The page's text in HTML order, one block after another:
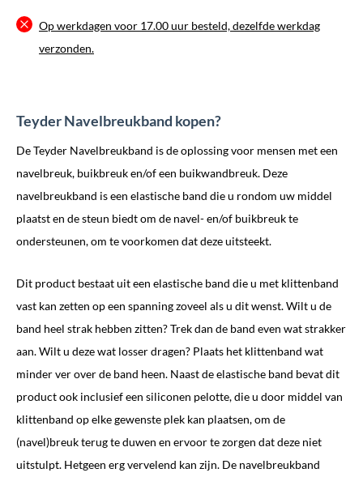
Op werkdagen voor 17.00 uur besteld, dezelfde werkdag
verzonden.
Teyder Navelbreukband kopen?
De Teyder Navelbreukband is de oplossing voor mensen met een
navelbreuk, buikbreuk en/of een buikwandbreuk. Deze
navelbreukband is een elastische band die u rondom uw middel
plaatst en de steun biedt om de navel- en/of buikbreuk te
ondersteunen, om te voorkomen dat deze uitsteekt.
Dit product bestaat uit een elastische band die u met klittenband
vast kan zetten op een spanning zoveel als u dit wenst. Wilt u de
band heel strak hebben zitten? Trek dan de band even wat strakker
aan. Wilt u deze wat losser dragen? Plaats het klittenband wat
minder ver over de band heen. Naast de elastische band bevat dit
product ook inclusief een siliconen pelotte, die u door middel van
klittenband op elke gewenste plek kan plaatsen, om de
(navel)breuk terug te duwen en ervoor te zorgen dat deze niet
uitstulpt. Hetgeen erg vervelend kan zijn. De navelbreukband